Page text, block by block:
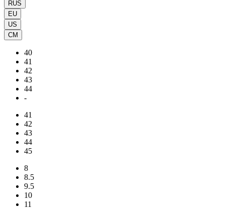
RUS
EU
US
CM
40
41
42
43
44
-
41
42
43
44
45
8
8.5
9.5
10
11